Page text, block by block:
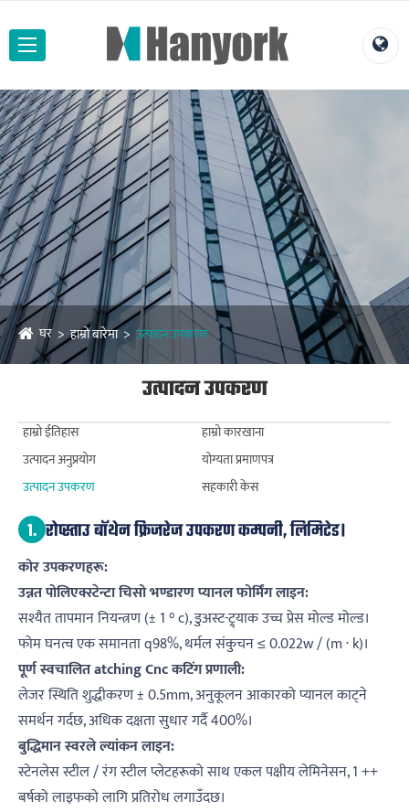
घर हाम्रो बारेमा उत्पादन उपकरण
उत्पादन उपकरण
हाम्रो ईतिहास
हाम्रो कारखाना
उत्पादन अनुप्रयोग
योग्यता प्रमाणपत्र
उत्पादन उपकरण
सहकारी केस
1. रोप्स्ताउ बॉथेन फ्रिजरेज उपकरण कम्पनी, लिमिटेड।
कोर उपकरणहरू:
उन्नत पोलिएक्स्टेन्टा चिसो भण्डारण प्यानल फोर्मिंग लाइन:
सश्यैत तापमान नियन्त्रण (± 1 ° c), डुअस्ट-ट्र्याक उच्च प्रेस मोल्ड मोल्ड।
फोम घनत्व एक समानता q98%, थर्मल संकुचन ≤ 0.022w / (m · k)।
पूर्ण स्वचालित atching Cnc कटिंग प्रणाली:
लेजर स्थिति शुद्धीकरण ± 0.5mm, अनुकूलन आकारको प्यानल काट्ने
समर्थन गर्दछ, अधिक दक्षता सुधार गर्दै 400%।
बुद्धिमान स्वरले ल्यांकन लाइन:
स्टेनलेस स्टील / रंग स्टील प्लेटहरूको साथ एकल पक्षीय लेमिनेसन, 1 ++
बर्षको लाइफको लागि प्रतिरोध लगाउँदछ।